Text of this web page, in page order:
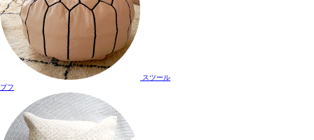
スツール
プフ